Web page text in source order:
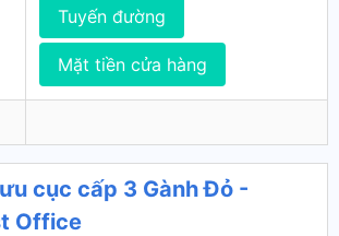
Tuyến đường
Mặt tiền cửa hàng
cục cấp 3 Gành Đỏ -
Office